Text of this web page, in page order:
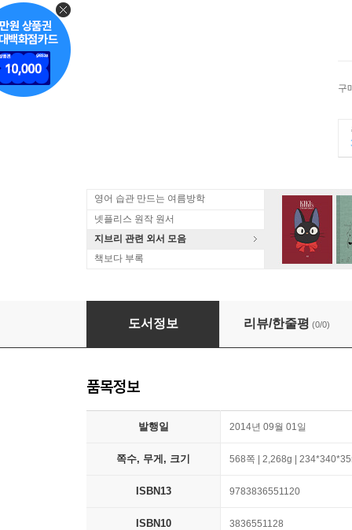
구
영어 습관 만드는 여름방학
넷플리스 원작 원서
지브리 관련 외서 모음
책보다 부록
Araki by Araki
도서정보 리뷰/한줄평 (0/0)
품목정보
발행일 2014년 09월 01일
쪽수, 무게, 크기 568쪽 | 2,268g |
ISBN13 9783836551120
ISBN10 3836551128